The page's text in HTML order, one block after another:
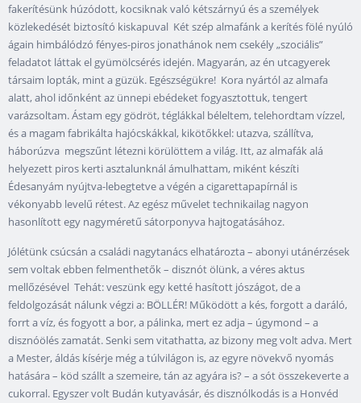
fakerítésünk húzódott, kocsiknak való kétszárnyú és a személyek
közlekedését biztosító kiskapuval Két szép almafánk a kerítés fölé nyúló
ágain himbálódzó fényes-piros jonathánok nem csekély „szociális”
feladatot láttak el gyümölcsérés idején. Magyarán, az én utcagyerek
társaim lopták, mint a güzük. Egészségükre! Kora nyártól az almafa
alatt, ahol időnként az ünnepi ebédeket fogyasztottuk, tengert
varázsoltam. Ástam egy gödröt, téglákkal béleltem, telehordtam vízzel,
és a magam fabrikálta hajócskákkal, kikötőkkel: utazva, szállítva,
háborúzva megszűnt létezni körülöttem a világ. Itt, az almafák alá
helyezett piros kerti asztalunknál ámulhattam, miként készíti
Édesanyám nyújtva-lebegtetve a végén a cigarettapapírnál is
vékonyabb levelű rétest. Az egész művelet technikailag nagyon
hasonlított egy nagyméretű sátorponyva hajtogatásához.
Jólétünk csúcsán a családi nagytanács elhatározta – abonyi utánérzések
sem voltak ebben felmenthetők – disznót ölünk, a véres aktus
mellőzésével Tehát: veszünk egy ketté hasított jószágot, de a
feldolgozását nálunk végzi a: BÖLLÉR! Működött a kés, forgott a daráló,
forrt a víz, és fogyott a bor, a pálinka, mert ez adja – úgymond – a
disznóölés zamatát. Senki sem vitathatta, az bizony meg volt adva. Mert
a Mester, áldás kísérje még a túlvilágon is, az egyre növekvő nyomás
hatására – köd szállt a szemeire, tán az agyára is? – a sót összekeverte a
cukorral. Egyszer volt Budán kutyavásár, és disznólkodás is a Honvéd